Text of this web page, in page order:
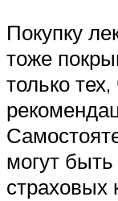
Покупку
тоже
только
могут
страховых